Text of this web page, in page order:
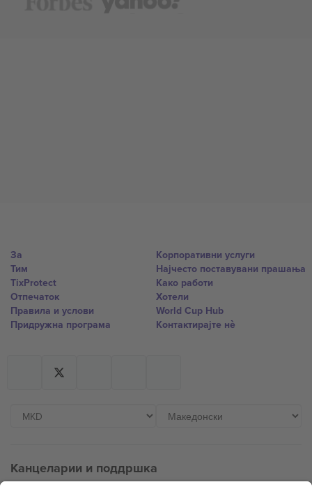
За
Тим
TixProtect
Отпечаток
Правила и услови
Придружна програма
Корпоративни услуги
Најчесто поставувани прашања
Како работи
Хотели
World Cup Hub
Контактирајте нѐ
Канцеларии и поддршка